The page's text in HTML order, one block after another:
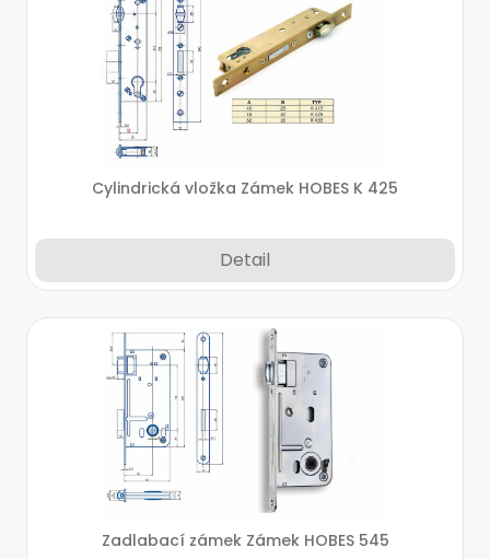
Cylindrická vložka Zámek HOBES K 425
Detail
Zadlabací zámek Zámek HOBES 545